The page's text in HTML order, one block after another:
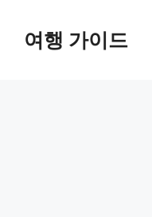
여행 가이드